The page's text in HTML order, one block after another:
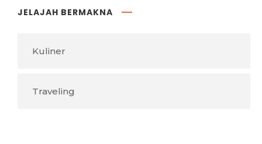
JELAJAH BERMAKNA
Kuliner
Traveling